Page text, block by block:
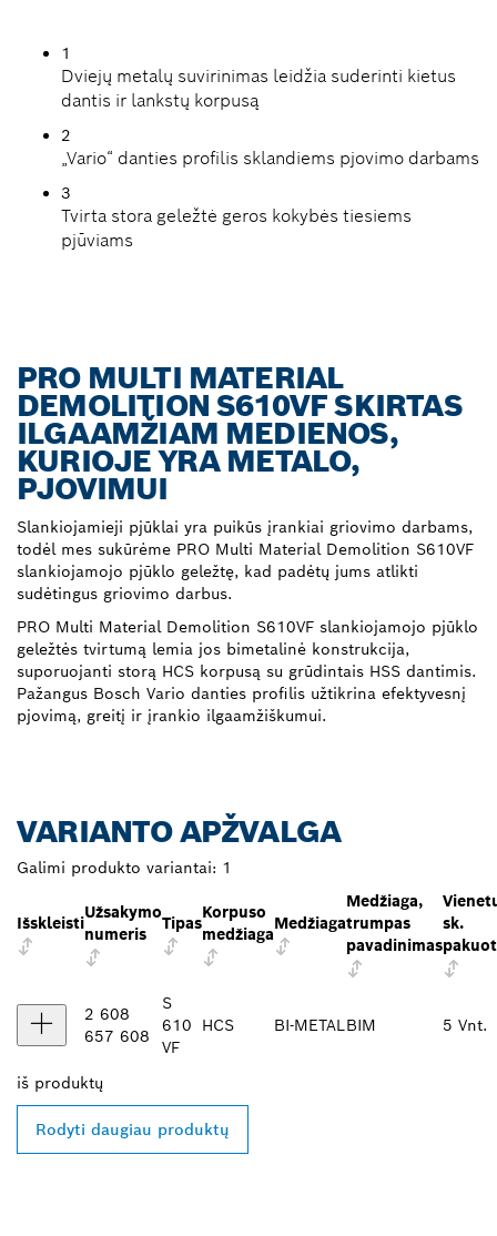
1
Dviejų metalų suvirinimas leidžia suderinti kietus
dantis ir lankstų korpusą
2
„Vario“ danties profilis sklandiems pjovimo darbams
3
Tvirta stora geležtė geros kokybės tiesiems
pjūviams
PRO MULTI MATERIAL
DEMOLITION S610VF SKIRTAS
ILGAAMŽIAM MEDIENOS,
KURIOJE YRA METALO,
PJOVIMUI
Slankiojamieji pjūklai yra puikūs įrankiai griovimo darbams,
todėl mes sukūrėme PRO Multi Material Demolition S610VF
slankiojamojo pjūklo geležtę, kad padėtų jums atlikti
sudėtingus griovimo darbus.
PRO Multi Material Demolition S610VF slankiojamojo pjūklo
geležtės tvirtumą lemia jos bimetalinė konstrukcija,
suporuojanti storą HCS korpusą su grūdintais HSS dantimis.
Pažangus Bosch Vario danties profilis užtikrina efektyvesnį
pjovimą, greitį ir įrankio ilgaamžiškumui.
VARIANTO APŽVALGA
Galimi produkto variantai: 1
Išskleisti
Užsakymo
numeris
Tipas
Korpuso
medžiaga
Medžiaga
Medžiaga,
trumpas
pavadinimas
sk.
2 608
657 608
S
610
VF
HCS BI-METALBIM 5 Vnt.
iš produktų
Rodyti daugiau produktų